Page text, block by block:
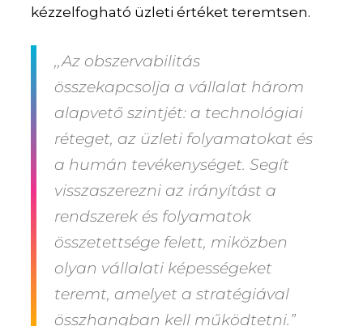
kézzelfogható üzleti értéket teremtsen.
,,Az obszervabilitás
összekapcsolja a vállalat három
alapvető szintjét: a technológiai
réteget, az üzleti folyamatokat és
a humán tevékenységet. Segít
visszaszerezni az irányítást a
rendszerek és folyamatok
összetettsége felett, miközben
olyan vállalati képességeket
teremt, amelyet a stratégiával
összhangban kell működtetni.”